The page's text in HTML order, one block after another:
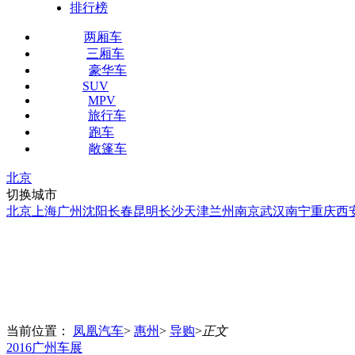
排行榜
两厢车
三厢车
豪华车
SUV
MPV
旅行车
跑车
敞篷车
北京
切换城市
北京 上海广州沈阳长春昆明长沙天津兰州南京武汉南宁重庆西
当前位置： 凤凰汽车> 惠州> 导购>正文
2016广州车展